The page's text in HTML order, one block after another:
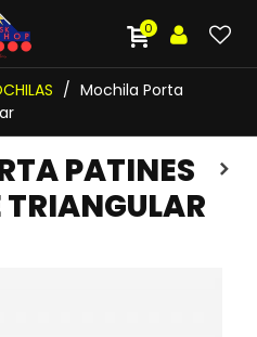
0
/ Mochila Porta
PATINES
TRIANGULAR